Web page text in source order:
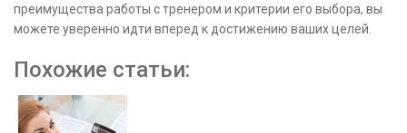
преимущества работы с тренером и критерии его выбора, вы
можете уверенно идти вперед к достижению ваших целей.
Похожие статьи: